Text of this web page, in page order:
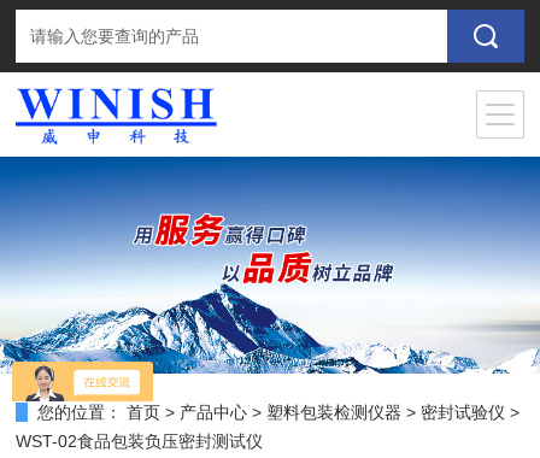
您的位置： 首页 > 产品中心 > 塑料包装检测仪器 > 密封试验仪 >
WST-02食品包装负压密封测试仪